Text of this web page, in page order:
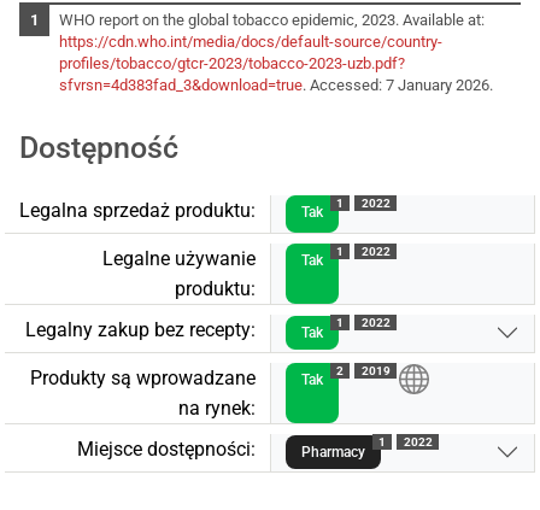
WHO report on the global tobacco epidemic, 2023. Available at:
https://cdn.who.int/media/docs/default-source/country-
profiles/tobacco/gtcr-2023/tobacco-2023-uzb.pdf?
sfvrsn=4d383fad_3&download=true. Accessed: 7 January 2026.
Dostępność
Legalna sprzedaż produktu: Tak
1 2022
Legalne używanie
produktu:
Tak
1 2022
Legalny zakup bez recepty: Tak
1 2022
Produkty są wprowadzane
na rynek:
Tak
2 2019
Miejsce dostępności: Pharmacy
1 2022